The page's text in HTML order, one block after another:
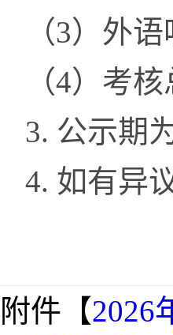
（3）外
（4）考
3. 公示期
4. 如有异
附件【2026